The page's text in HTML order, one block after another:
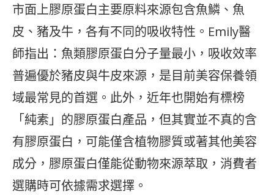
市面上膠原蛋白主要原料來源包含魚鱗、魚
皮、豬及牛，各有不同的吸收特性。Emily醫
師指出：魚類膠原蛋白分子量最小，吸收效率
普遍優於豬皮與牛皮來源，是目前美容保養領
域最常見的首選。此外，近年也開始有標榜
「純素」的膠原蛋白產品，但其實並不真的含
有膠原蛋白，可能僅含植物膠質或著其他美容
成分，膠原蛋白僅能從動物來源萃取，消費者
選購時可依據需求選擇。